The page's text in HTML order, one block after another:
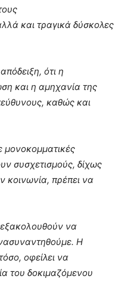
και τραγικά δύσκολες
ότι η
και η αμηχανία της
καθώς και
συσχετισμούς, δίχως
κοινωνία, πρέπει να
να
Η
οφείλει να
του δοκιμαζόμενου